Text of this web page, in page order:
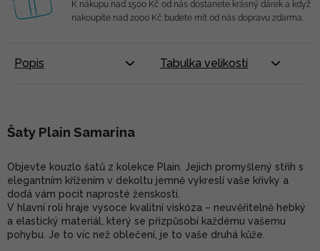
K nákupu nad 1500 Kč od nás dostanete krásný dárek a když
nakoupíte nad 2000 Kč budete mít od nás dopravu zdarma.
Popis Tabulka velikostí
Šaty Plain Samarina
Objevte kouzlo šatů z kolekce Plain. Jejich promyšlený střih s
elegantním křížením v dekoltu jemně vykreslí vaše křivky a
dodá vám pocit naprosté ženskosti.
V hlavní roli hraje vysoce kvalitní viskóza – neuvěřitelně hebký
a elastický materiál, který se přizpůsobí každému vašemu
pohybu. Je to víc než oblečení, je to vaše druhá kůže.